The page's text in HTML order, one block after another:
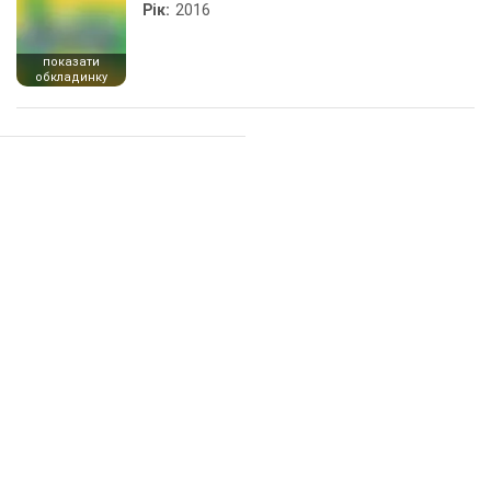
показати
обкладинку
Рік: 2016